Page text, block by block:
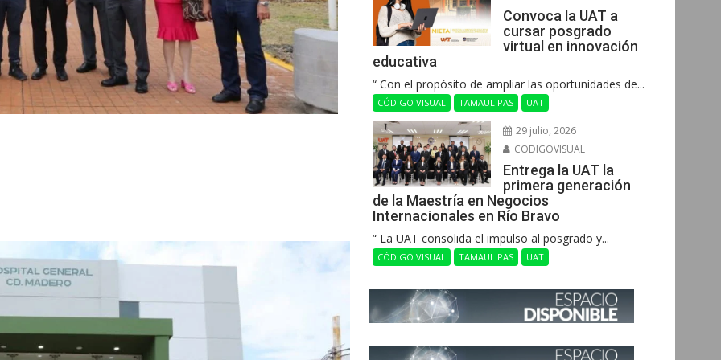
Convoca la UAT a
cursar posgrado
virtual en innovación
educativa
“ Con el propósito de ampliar las oportunidades de...
CÓDIGO VISUAL TAMAULIPAS UAT
29 julio, 2026
CODIGOVISUAL
Entrega la UAT la
primera generación
de la Maestría en Negocios
Internacionales en Río Bravo
“ La UAT consolida el impulso al posgrado y...
CÓDIGO VISUAL TAMAULIPAS UAT